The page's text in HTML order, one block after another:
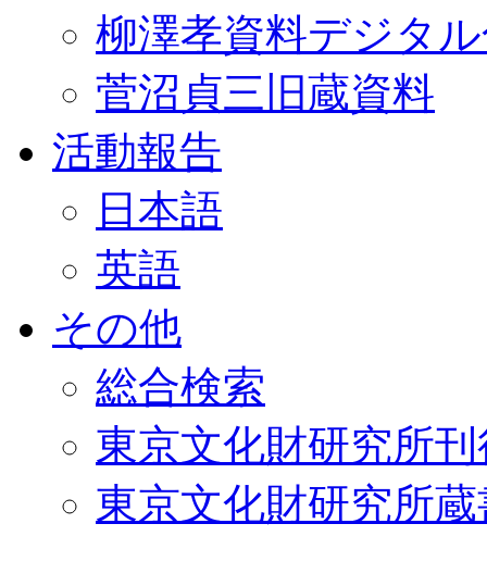
柳澤孝資料デジタ
菅沼貞三旧蔵資料
活動報告
日本語
英語
その他
総合検索
東京文化財研究所
東京文化財研究所